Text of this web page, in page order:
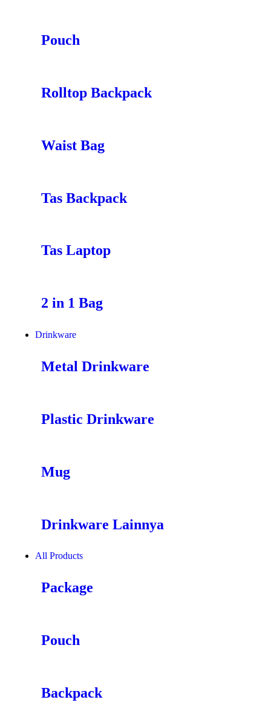
Pouch
Rolltop Backpack
Waist Bag
Tas Backpack
Tas Laptop
2 in 1 Bag
Drinkware
Metal Drinkware
Plastic Drinkware
Mug
Drinkware Lainnya
All Products
Package
Pouch
Backpack